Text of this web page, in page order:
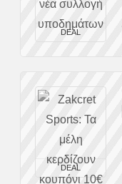
DEAL
DEAL